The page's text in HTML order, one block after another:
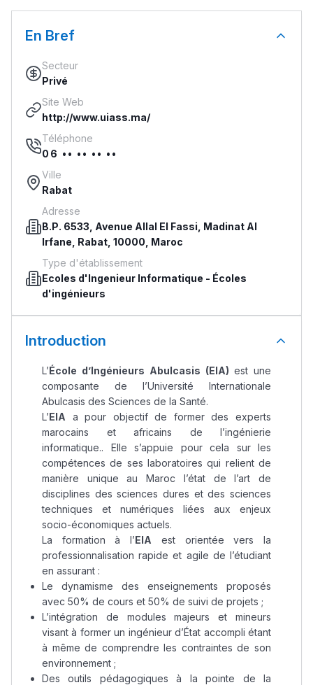
En Bref
Secteur
Privé
Site Web
http://www.uiass.ma/
Téléphone
06 •• •• •• ••
Ville
Rabat
Adresse
B.P. 6533, Avenue Allal El Fassi, Madinat Al
Irfane, Rabat, 10000, Maroc
Type d'établissement
Ecoles d'Ingenieur Informatique - Écoles
d'ingénieurs
Introduction
L’École d’Ingénieurs Abulcasis (EIA) est une
composante de l’Université Internationale
Abulcasis des Sciences de la Santé.
L’EIA a pour objectif de former des experts
marocains et africains de l’ingénierie
informatique.. Elle s’appuie pour cela sur les
compétences de ses laboratoires qui relient de
manière unique au Maroc l’état de l’art de
disciplines des sciences dures et des sciences
techniques et numériques liées aux enjeux
socio-économiques actuels.
La formation à l’EIA est orientée vers la
professionnalisation rapide et agile de l’étudiant
en assurant :
Le dynamisme des enseignements proposés
avec 50% de cours et 50% de suivi de projets ;
L’intégration de modules majeurs et mineurs
visant à former un ingénieur d’État accompli étant
à même de comprendre les contraintes de son
environnement ;
Des outils pédagogiques à la pointe de la